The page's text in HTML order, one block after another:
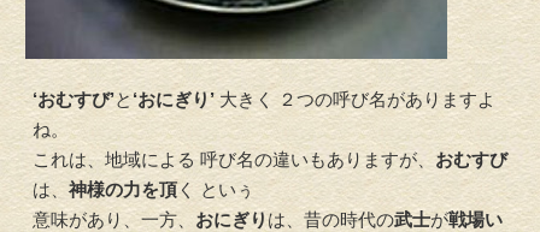
‘おむすび’と ‘おにぎり’大きく ２つの呼び名がありますよ
ね。
これは、地域による 呼び名の違いもありますが、 おむすび
は、神様の力を頂く といぅ
意味があり、一方、 おにぎりは、昔の時代の武士が戦場い